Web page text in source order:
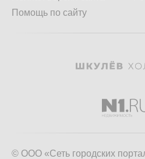
Помощь по сайту
© ООО «Сеть городских